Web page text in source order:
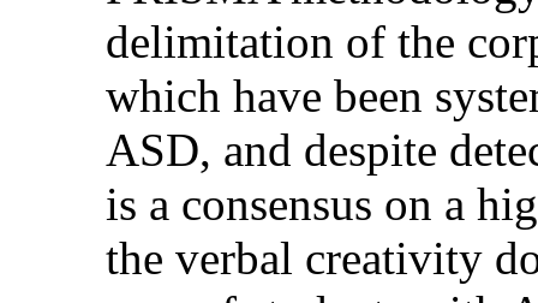
delimitation of the
which have been
ASD, and despite
is a consensus on a
the verbal creativity